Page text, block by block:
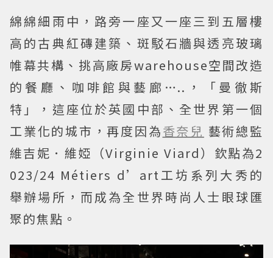
綿綿細雨中，路旁一座又一座三到五層樓
高的古典紅磚建築、斑駁石牆與透亮玻璃
帷幕共構、挑高廠房warehouse空間改造
的餐廳、咖啡館與藝廊…..，「曼徹斯
特」，這座位於英國中部、全世界第一個
工業化的城市，再度因為香奈兒 藝術總監
維吉妮．維婭（Virginie Viard）欽點為2
023/24 Métiers d’art工坊系列大秀的
舉辦場所，而成為全世界時尚人士眼球匯
聚的焦點。